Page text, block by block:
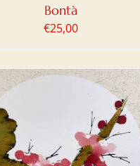
Bontà
€25,00